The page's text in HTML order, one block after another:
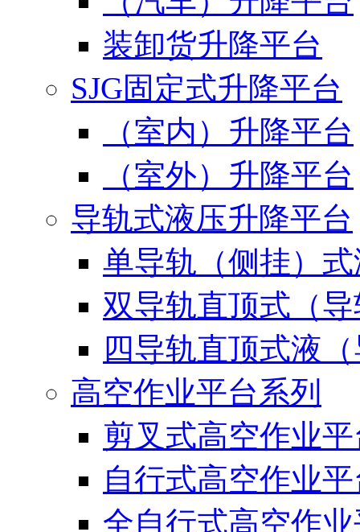
装卸货升降平台
SJG固定式升降平台
（室内）升降平台
（室外）升降平台
导轨式液压升降平台
单导轨（侧挂）
双导轨直顶式（
四导轨直顶式液
高空作业平台系列
剪叉式高空作业
自行式高空作业
全自行式高空作